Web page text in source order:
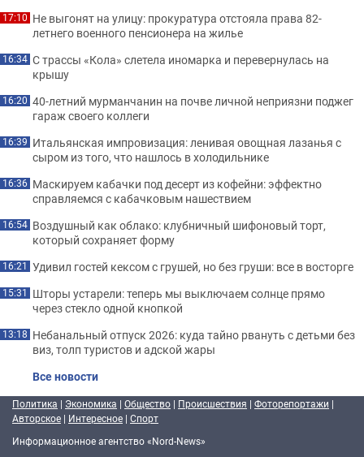
17:10 Не выгонят на улицу: прокуратура отстояла права 82-
летнего военного пенсионера на жилье
16:34 С трассы «Кола» слетела иномарка и перевернулась на
крышу
16:20 40-летний мурманчанин на почве личной неприязни поджег
гараж своего коллеги
16:39 Итальянская импровизация: ленивая овощная лазанья с
сыром из того, что нашлось в холодильнике
16:36 Маскируем кабачки под десерт из кофейни: эффектно
справляемся с кабачковым нашествием
16:54 Воздушный как облако: клубничный шифоновый торт,
который сохраняет форму
16:21 Удивил гостей кексом с грушей, но без груши: все в восторге
15:31 Шторы устарели: теперь мы выключаем солнце прямо
через стекло одной кнопкой
13:18 Небанальный отпуск 2026: куда тайно рвануть с детьми без
виз, толп туристов и адской жары
Все новости
Политика | Экономика | Общество | Происшествия | Фоторепортажи |
Авторское | Интересное | Спорт
Информационное агентство «Nord-News»